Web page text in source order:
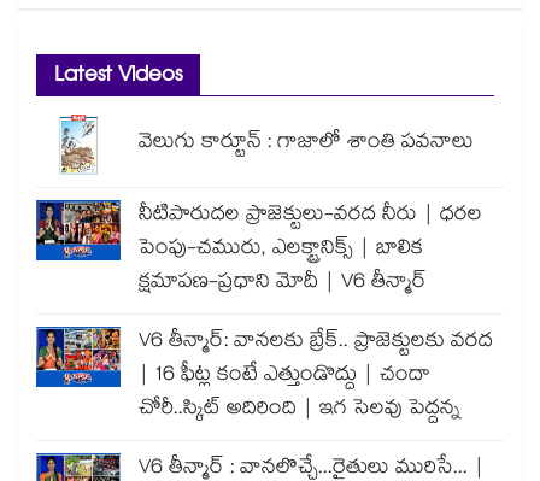
Latest Videos
వెలుగు కార్టూన్ : గాజాలో శాంతి పవనాలు
నీటిపారుదల ప్రాజెక్టులు-వరద నీరు | ధరల
పెంపు-చమురు, ఎలక్ట్రానిక్స్ | బాలిక
క్షమాపణ-ప్రధాని మోదీ | V6 తీన్మార్
V6 తీన్మార్: వానలకు బ్రేక్.. ప్రాజెక్టులకు వరద
| 16 ఫీట్ల కంటే ఎత్తుండొద్దు | చందా
చోరీ..స్కిట్ అదిరింది | ఇగ సెలవు పెద్దన్న
V6 తీన్మార్ : వానలొచ్చే...రైతులు మురిసే... |